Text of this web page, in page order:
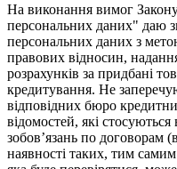
На виконання вимог
персональних даних" даю
персональних даних з
правових відносин,
розрахунків за придбані
кредитування. Не
відповідних бюро
відомостей, які
зобов’язань по договорам
наявності таких, тим